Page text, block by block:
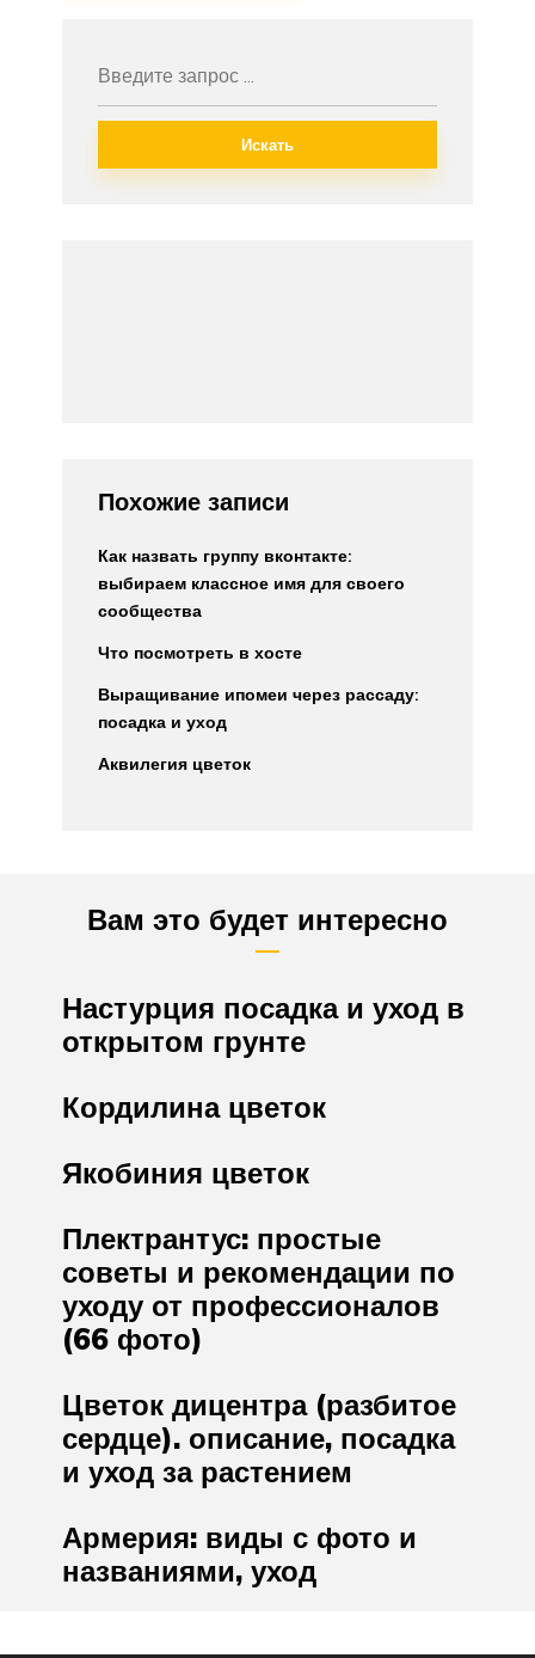
Искать
Похожие записи
Как назвать группу вконтакте:
выбираем классное имя для своего
сообщества
Что посмотреть в хосте
Выращивание ипомеи через рассаду:
посадка и уход
Аквилегия цветок
Вам это будет интересно
Настурция посадка и уход в
открытом грунте
Кордилина цветок
Якобиния цветок
Плектрантус: простые
советы и рекомендации по
уходу от профессионалов
(66 фото)
Цветок дицентра (разбитое
сердце). описание, посадка
и уход за растением
Армерия: виды с фото и
названиями, уход